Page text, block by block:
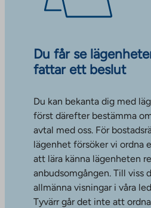
Du får se
fattar ett beslut
Du kan bekanta dig med
först därefter bestämma
avtal med oss. För
lägenhet försöker vi ordna
att lära känna lägenheten
anbudsomgången. Till viss
allmänna visningar i våra
Tyvärr går det inte att